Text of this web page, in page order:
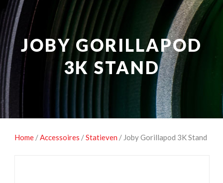
CAMERA’S OBJECTIEVEN ACCESSOIRES
NATUUROBSERVATIE MEDIA EN ENERGIE
STUDIOFOTOGRAFIE OCCASIONS
JOBY GORILLAPOD
3K STAND
Home /Accessoires /Statieven / Joby Gorillapod 3K Stand